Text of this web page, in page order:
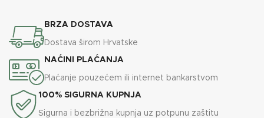
BRZA DOSTAVA
Dostava širom Hrvatske
NAĆINI PLAĆANJA
Plaćanje pouzećem ili internet bankarstvom
100% SIGURNA KUPNJA
Sigurna i bezbrižna kupnja uz potpunu zaštitu